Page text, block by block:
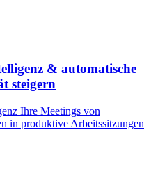
& automatische
steigern
Ihre Meetings von
in produktive Arbeitssitzungen